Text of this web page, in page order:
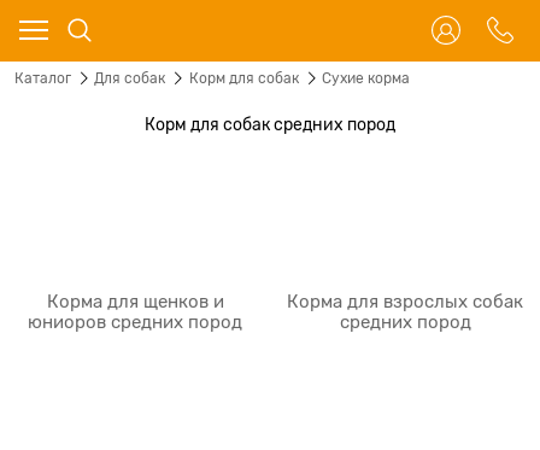
Каталог Для собак Корм для собак Сухие корма
Корм для собак средних пород
Корма для щенков и
юниоров средних пород
Корма для взрослых собак
средних пород